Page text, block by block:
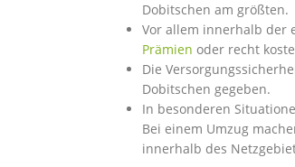
Dobitschen am größten.
Vor allem innerhalb der
Prämien oder recht
Die
Dobitschen gegeben.
In besonderen
Bei einem Umzug
innerhalb des